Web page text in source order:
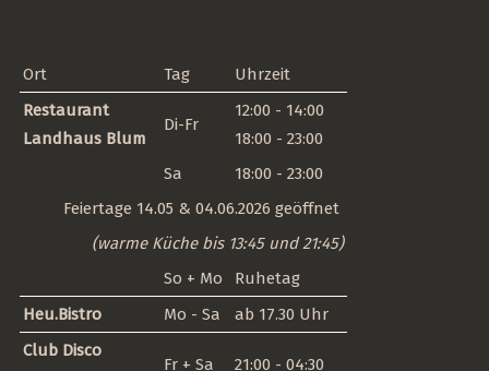
Ort Tag
Uhrzeit
Restaurant
Landhaus Blum
Di-Fr
12:00 - 14:00
18:00 - 23:00
Sa
18:00 - 23:00
Feiertage 14.05 & 04.06.2026 geöffnet
(warme Küche bis 13:45 und 21:45)
So + Mo
Ruhetag
Heu.Bistro
Mo - Sa
ab 17.30 Uhr
Club Disco
Fr + Sa 21:00 - 04:30